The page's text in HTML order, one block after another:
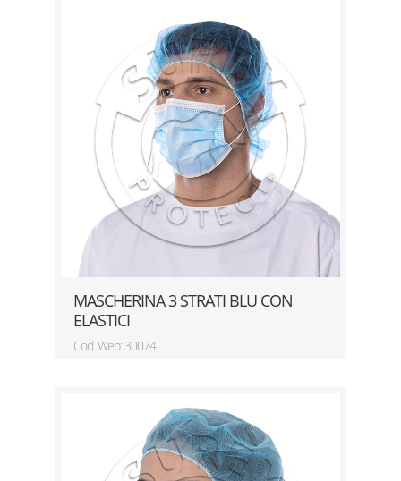
MASCHERINA 3 STRATI BLU CON
ELASTICI
Cod. Web: 30074